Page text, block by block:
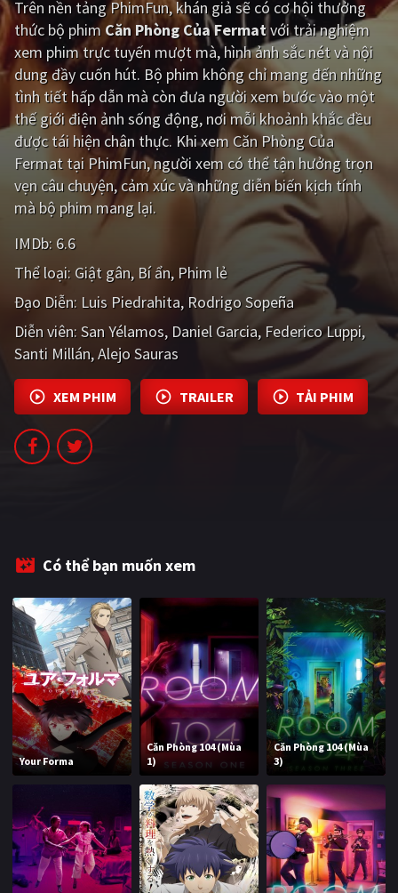
Giật gân Gia đình
Bí ẩn Lịch sử
Viễn Tây Tiểu sử
GameShow DramaTV
QUỐC GIA
Âu - Mỹ Trung Quốc - Hồng Kông
Ấn Độ Việt Nam
Tổng hợp
CẬP NHẬT
PHIM MỚI
PHIM BỘ
TUYỂN TẬP PHIM
BLOG
Trên nền tảngPhimFun, khán giả sẽ có cơ hội thưởng
thức bộ phim Căn Phòng Của Fermatvới trải nghiệm
xem phim trực tuyến mượt mà, hình ảnh sắc nét và nội
dung đầy cuốn hút. Bộ phim không chỉ mang đến những
tình tiết hấp dẫn mà còn đưa người xem bước vào một
thế giới điện ảnh sống động, nơi mỗi khoảnh khắc đều
được tái hiện chân thực. Khi xem Căn Phòng Của
Fermat tại PhimFun, người xem có thể tận hưởng trọn
vẹn câu chuyện, cảm xúc và những diễn biến kịch tính
mà bộ phim mang lại.
IMDb: 6.6
Thể loại: Giật gân Bí ẩn Phim lẻ
Đạo Diễn: Luis Piedrahita Rodrigo Sopeña
Diễn viên:San Yélamos Daniel Garcia Federico Luppi
Santi Millán Alejo Sauras
XEM PHIM TRAILER TẢI PHIM
Có thể bạn muốn xem
Your Forma
Căn Phòng 104 (Mùa
1)
Căn Phòng 104 (Mùa
3)